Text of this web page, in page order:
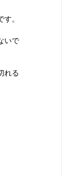
。
いで
れる